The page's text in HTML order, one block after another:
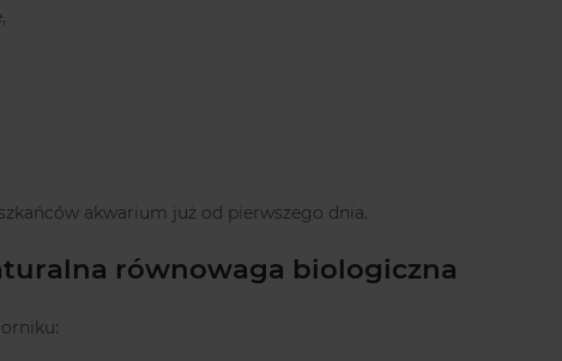
akwarium już od pierwszego dnia.
równowaga biologiczna